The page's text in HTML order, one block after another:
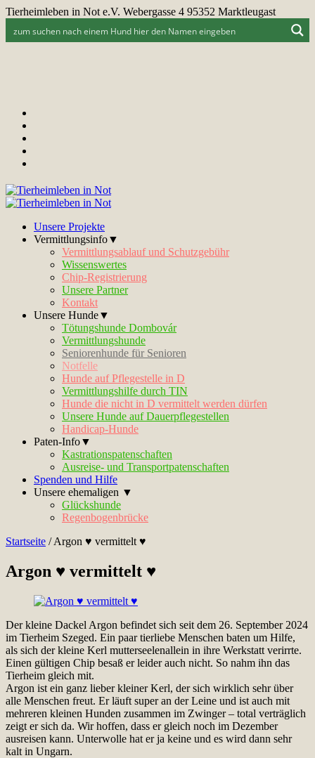
Tierheimleben in Not e.V. Webergasse 4 95352 Marktleugast
Unsere Projekte
Vermittlungsinfo▼
Vermittlungsablauf und Schutzgebühr
Wissenswertes
Chip-Registrierung
Unsere Partner
Kontakt
Unsere Hunde▼
Tötungshunde Dombovár
Vermittlungshunde
Seniorenhunde für Senioren
Notfelle
Hunde auf Pflegestelle in D
Vermittlungshilfe durch TIN
Hunde die nicht in D vermittelt werden dürfen
Unsere Hunde auf Dauerpflegestellen
Handicap-Hunde
Paten-Info▼
Kastrationspatenschaften
Ausreise- und Transportpatenschaften
Spenden und Hilfe
Unsere ehemaligen ▼
Glückshunde
Regenbogenbrücke
Startseite /Argon ♥ vermittelt ♥
Argon ♥ vermittelt ♥
Der kleine Dackel Argon befindet sich seit dem 26. September 2024
im Tierheim Szeged. Ein paar tierliebe Menschen baten um Hilfe,
als sich der kleine Kerl mutterseelenallein in ihre Werkstatt verirrte.
Einen gültigen Chip besaß er leider auch nicht. So nahm ihn das
Tierheim gleich mit.
Argon ist ein ganz lieber kleiner Kerl, der sich wirklich sehr über
alle Menschen freut. Er läuft super an der Leine und ist auch mit
mehreren kleinen Hunden zusammen im Zwinger – total verträglich
zeigt er sich da. Wir hoffen, dass er gleich noch im Dezember
ausreisen kann. Unterwolle hat er ja keine und es wird dann sehr
kalt in Ungarn.